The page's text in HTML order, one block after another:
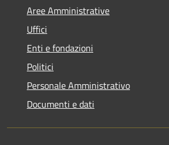
Aree Amministrative
Uffici
Enti e fondazioni
Politici
Personale Amministrativo
Documenti e dati